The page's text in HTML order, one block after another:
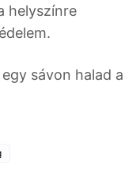
helyszínre
sávon halad a